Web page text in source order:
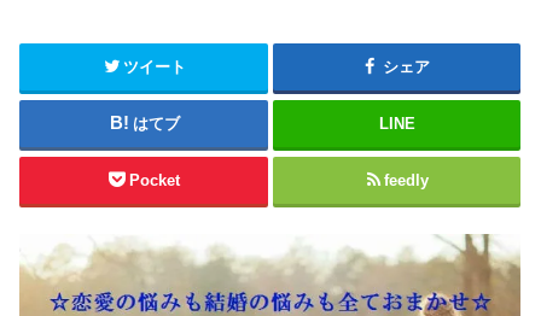
ツイート シェア
はてブ LINE
Pocket feedly